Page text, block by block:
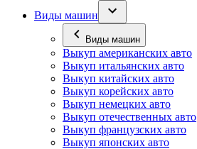
Виды машин
Виды машин
Выкуп американских авто
Выкуп итальянских авто
Выкуп китайских авто
Выкуп корейских авто
Выкуп немецких авто
Выкуп отечественных авто
Выкуп французских авто
Выкуп японских авто